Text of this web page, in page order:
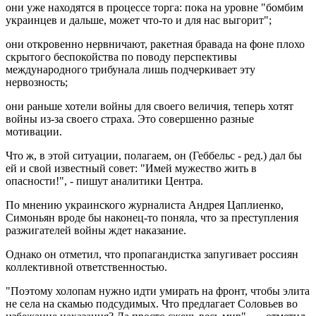
они уже находятся в процессе торга: пока на уровне "бомбим
украинцев и дальше, может что-то и для нас выгорит";
они откровенно нервничают, ракетная бравада на фоне плохо
скрытого беспокойства по поводу перспективы
международного трибунала лишь подчеркивает эту
нервозность;
они раньше хотели войны для своего величия, теперь хотят
войны из-за своего страха. Это совершенно разные
мотивации.
Что ж, в этой ситуации, полагаем, он (Геббельс - ред.) дал бы
ей и свой известный совет: "Имей мужество жить в
опасности!", - пишут аналитики Центра.
По мнению украинского журналиста Андрея Цаплиенко,
Симоньян вроде бы наконец-то поняла, что за преступления
разжигателей войны ждет наказание.
Однако он отметил, что пропагандистка запугивает россиян
коллективной ответственностью.
"Поэтому холопам нужно идти умирать на фронт, чтобы элита
не села на скамью подсудимых. Что предлагает Соловьев во